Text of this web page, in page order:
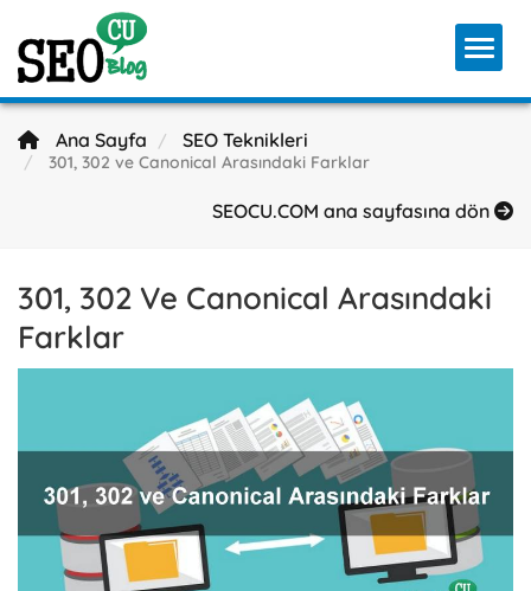
Ana Sayfa SEO Teknikleri
301, 302 ve Canonical Arasındaki Farklar
SEOCU.COM ana sayfasına dön
301, 302 Ve Canonical Arasındaki
Farklar